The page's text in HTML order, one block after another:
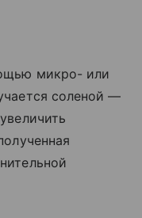
микро- или
соленой —